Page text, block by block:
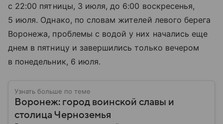
с 22:00 пятницы, 3 июля, до 6:00 воскресенья,
5 июля. Однако, по словам жителей левого берега
Воронежа, проблемы с водой у них начались еще
днем в пятницу и завершились только вечером
в понедельник, 6 июля.
Узнать больше по теме
Воронеж: город воинской славы и
столица Черноземья